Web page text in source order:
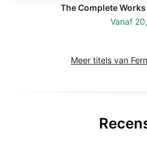
The Complete
Vanaf
Meer titels van